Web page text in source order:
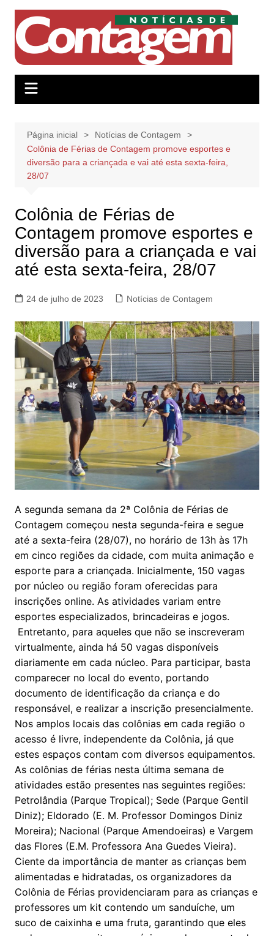
conteúdo
Página inicial
Notícias de Contagem
Colônia de Férias de Contagem promove esportes e
diversão para a criançada e vai até esta sexta-feira,
28/07
Colônia de Férias de
Contagem promove esportes e
diversão para a criançada e vai
até esta sexta-feira, 28/07
24 de julho de 2023 Notícias de Contagem
A segunda semana da 2ª Colônia de Férias de
Contagem começou nesta segunda-feira e segue
até a sexta-feira (28/07), no horário de 13h às 17h
em cinco regiões da cidade, com muita animação e
esporte para a criançada. Inicialmente, 150 vagas
por núcleo ou região foram oferecidas para
inscrições online. As atividades variam entre
esportes especializados, brincadeiras e jogos.
Entretanto, para aqueles que não se inscreveram
virtualmente, ainda há 50 vagas disponíveis
diariamente em cada núcleo. Para participar, basta
comparecer no local do evento, portando
documento de identificação da criança e do
responsável, e realizar a inscrição presencialmente.
Nos amplos locais das colônias em cada região o
acesso é livre, independente da Colônia, já que
estes espaços contam com diversos equipamentos.
As colônias de férias nesta última semana de
atividades estão presentes nas seguintes regiões:
Petrolândia (Parque Tropical); Sede (Parque Gentil
Diniz); Eldorado (E. M. Professor Domingos Diniz
Moreira); Nacional (Parque Amendoeiras) e Vargem
das Flores (E.M. Professora Ana Guedes Vieira).
Ciente da importância de manter as crianças bem
alimentadas e hidratadas, os organizadores da
Colônia de Férias providenciaram para as crianças e
professores um kit contendo um sanduíche, um
suco de caixinha e uma fruta, garantindo que eles